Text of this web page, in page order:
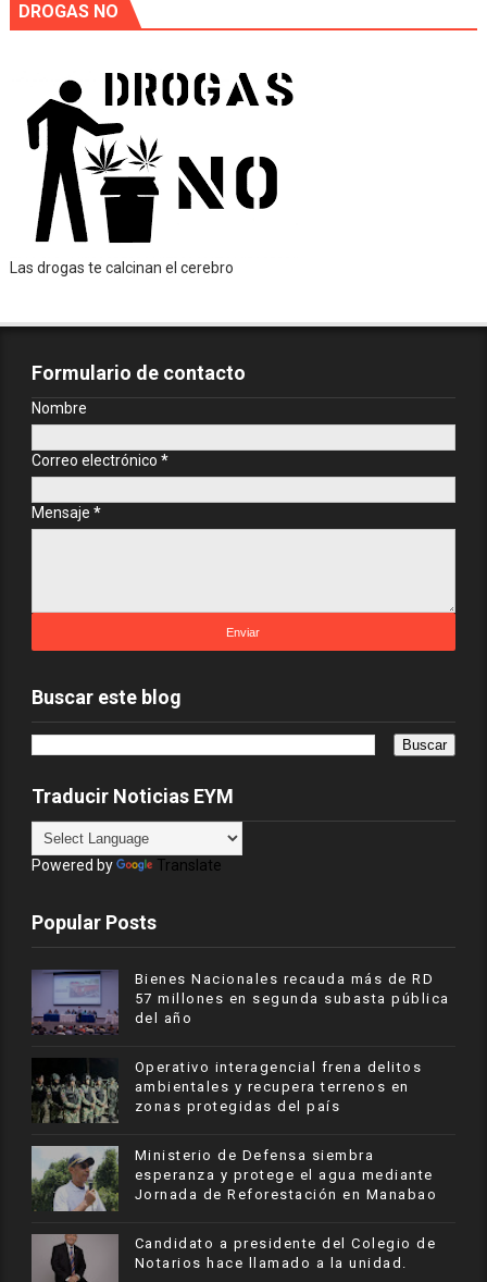
DROGAS NO
Las drogas te calcinan el cerebro
Formulario de contacto
Nombre
Correo electrónico *
Mensaje *
Buscar este blog
Traducir Noticias EYM
Powered by Translate
Popular Posts
Bienes Nacionales recauda más de RD
57 millones en segunda subasta pública
del año
Operativo interagencial frena delitos
ambientales y recupera terrenos en
zonas protegidas del país
Ministerio de Defensa siembra
esperanza y protege el agua mediante
Jornada de Reforestación en Manabao
Candidato a presidente del Colegio de
Notarios hace llamado a la unidad.